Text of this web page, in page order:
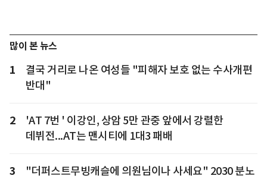
많이 본 뉴스
1
결국 거리로 나온 여성들 "피해자 보호 없는 수사개편
반대"
2
'AT 7번 ' 이강인, 상암 5만 관중 앞에서 강렬한
데뷔전...AT는 맨시티에 1대3 패배
3
"더퍼스트무빙캐슬에 의원님이나 사세요" 2030 분노